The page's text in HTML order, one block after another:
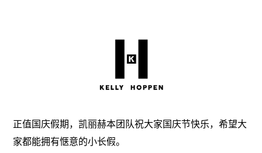
正值国庆假期，凯丽赫本团队祝大家国庆节快乐，希望大
家都能拥有惬意的小长假。